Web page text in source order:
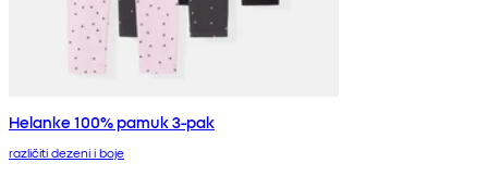
Helanke 100% pamuk 3-pak
različiti dezeni i boje